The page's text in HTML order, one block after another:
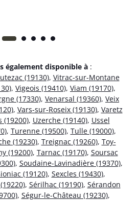
également disponible à :
(19130), Vitrac-sur-Montane
, Vigeois (19410), Viam (19170),
(17330), Venarsal (19360), Veix
, Vars-sur-Roseix (19130), Varetz
(19200), Uzerche (19140), Ussel
, Turenne (19500), Tulle (19000),
(19230), Treignac (19260), Toy-
(19200), Tarnac (19170), Soursac
, Soudaine-Lavinadière (19370),
(19120), Sexcles (19430),
, Sérilhac (19190), Sérandon
, Ségur-le-Château (19230),